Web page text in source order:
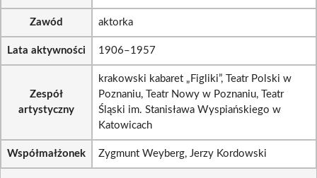
Zawód aktorka
Lata aktywności 1906–1957
Zespół
artystyczny
krakowski kabaret „Figliki”, Teatr Polski w
Poznaniu, Teatr Nowy w Poznaniu, Teatr
Śląski im. Stanisława Wyspiańskiego w
Katowicach
Współmałżonek Zygmunt Weyberg, Jerzy Kordowski